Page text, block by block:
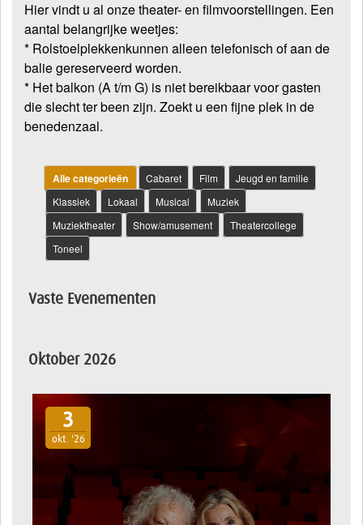
Hier vindt u al onze theater- en filmvoorstellingen. Een
aantal belangrijke weetjes:
* Rolstoelplekkenkunnen alleen telefonisch of aan de
balie gereserveerd worden.
* Het balkon (A t/m G) is niet bereikbaar voor gasten
die slecht ter been zijn. Zoekt u een fijne plek in de
benedenzaal.
Alle categorieën Cabaret Film
Jeugd en familie
Klassiek
Lokaal Musical
Muziek
Muziektheater
Show/amusement
Theatercollege
Toneel
Vaste Evenementen
Oktober 2026
3
okt. '26